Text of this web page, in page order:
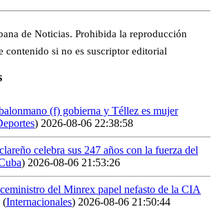
de Noticias. Prohibida la reproducción
contenido si no es suscriptor editorial
(f) gobierna y Téllez es mujer
) 2026-08-06 22:38:58
celebra sus 247 años con la fuerza del
) 2026-08-06 21:53:26
del Minrex papel nefasto de la CIA
(Internacionales) 2026-08-06 21:50:44